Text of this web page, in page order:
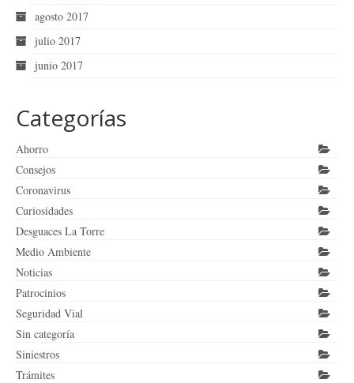
agosto 2017
julio 2017
junio 2017
Categorías
Ahorro
Consejos
Coronavirus
Curiosidades
Desguaces La Torre
Medio Ambiente
Noticias
Patrocinios
Seguridad Vial
Sin categoría
Siniestros
Trámites